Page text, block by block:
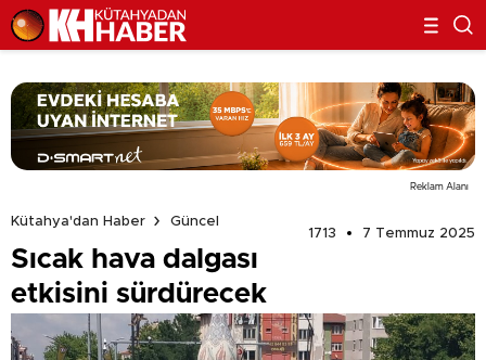
Reklam Alanı
Kütahya'dan Haber
Güncel
1713
7 Temmuz 2025
Sıcak hava dalgası
etkisini sürdürecek